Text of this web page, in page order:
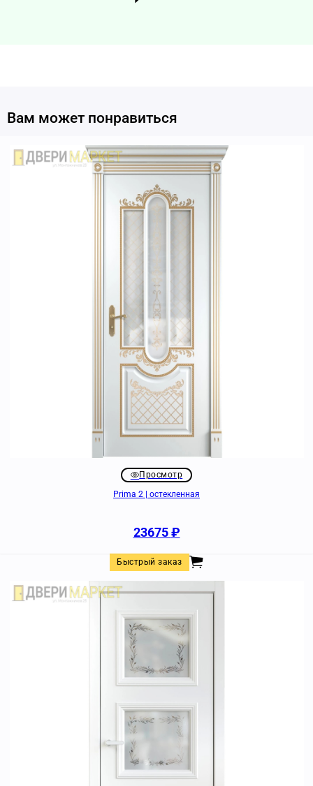
Вам может понравиться
Просмотр
Prima 2 | остекленная
23675₽
Быстрый заказ